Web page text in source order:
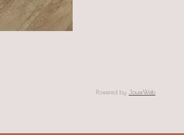
Powered by JouwWeb